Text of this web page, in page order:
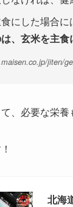
にした場合に
、玄米を主食
jiten/
、必要な栄養
北海